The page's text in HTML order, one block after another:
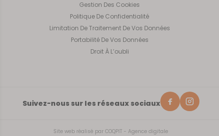
Gestion Des Cookies
Politique De Confidentialité
Limitation De Traitement De Vos Données
Portabilité De Vos Données
Droit À L’oubli
Suivez-nous sur les réseaux sociaux
Site web réalisé par COQPIT - Agence digitale